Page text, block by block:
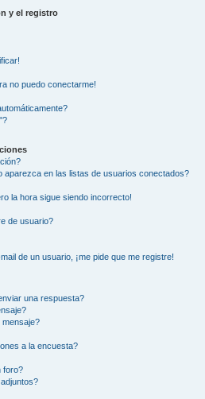
y el registro
no puedo conectarme!
aparezca en las listas de usuarios conectados?
la hora sigue siendo incorrecto!
de usuario?
de un usuario, ¡me pide que me registre!
una respuesta?
mensaje?
a la encuesta?
foro?